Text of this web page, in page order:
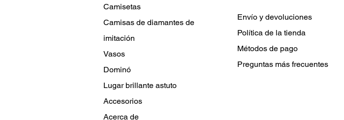
Camisetas
Camisas de diamantes de
imitación
Vasos
Dominó
Lugar brillante astuto
Accesorios
Acerca de
Envío y devoluciones
Política de la tienda
Métodos de pago
Preguntas más frecuentes